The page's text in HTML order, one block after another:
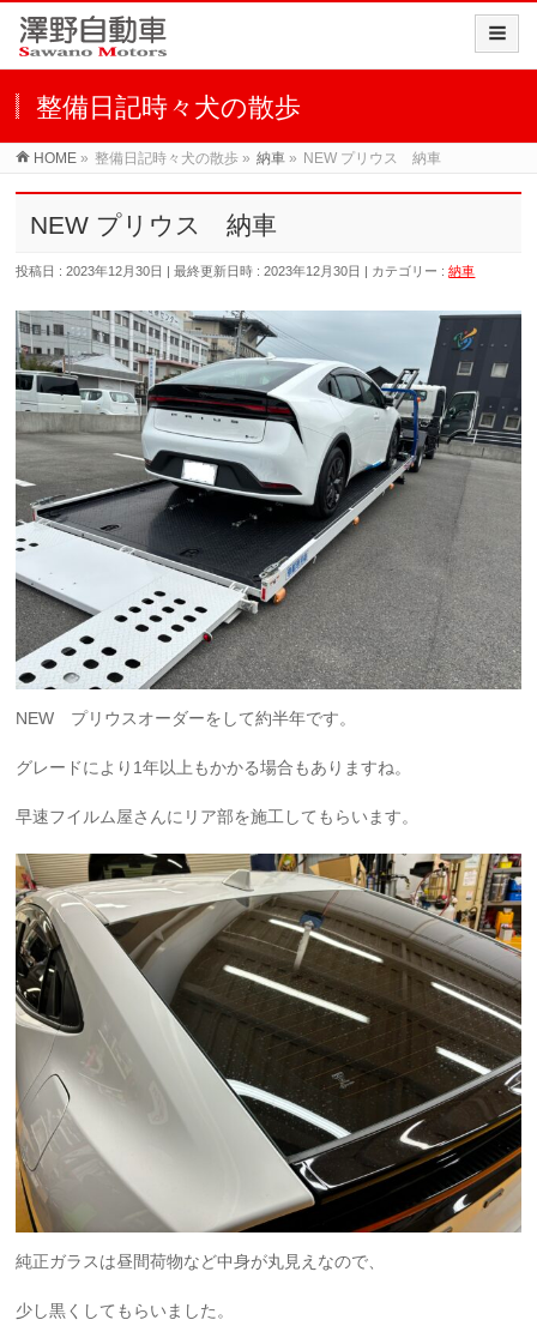
整備日記時々犬の散歩
HOME » 整備日記時々犬の散歩 » 納車 » NEW プリウス 納車
NEW プリウス 納車
投稿日 : 2023年12月30日 最終更新日時 : 2023年12月30日 カテゴリー :納車
NEW プリウスオーダーをして約半年です。
グレードにより1年以上もかかる場合もありますね。
早速フイルム屋さんにリア部を施工してもらいます。
純正ガラスは昼間荷物など中身が丸見えなので、
少し黒くしてもらいました。